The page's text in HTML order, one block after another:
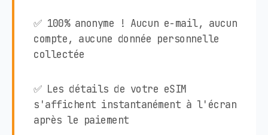
✅ 100% anonyme ! Aucun e-mail, aucun
compte, aucune donnée personnelle
collectée
✅ Les détails de votre eSIM
s'affichent instantanément à l'écran
après le paiement